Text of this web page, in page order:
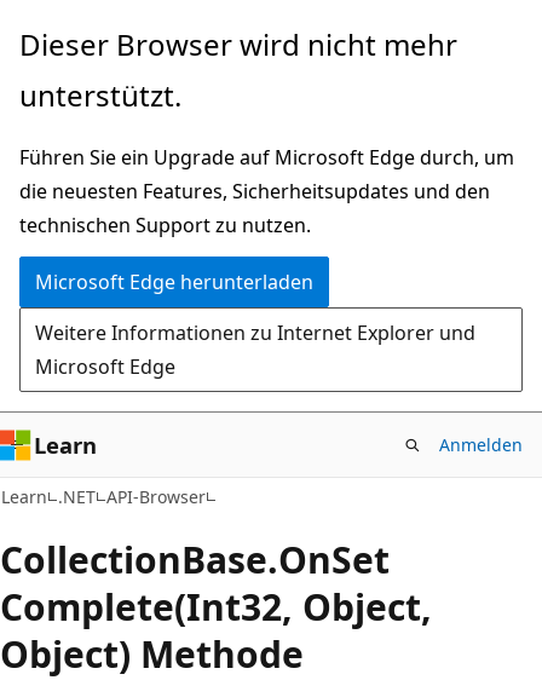
Zu
wechseln
Zur
springen
Dieser Browser wird nicht mehr
unterstützt.
Führen Sie ein Upgrade auf Microsoft Edge durch, um
die neuesten Features, Sicherheitsupdates und den
technischen Support zu nutzen.
Microsoft Edge herunterladen
Weitere Informationen zu Internet Explorer und
Microsoft Edge
Learn Anmelden
Learn .NET API-Browser
CollectionBase.OnSet
Complete(Int32, Object,
Object) Methode